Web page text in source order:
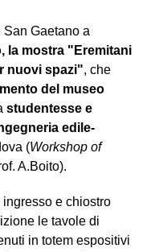
Gaetano a
la mostra "Eremitani
nuovi spazi", che
del museo
studentesse e
edile-
(Workshop of
A.Boito).
e chiostro
le tavole di
in totem espositivi